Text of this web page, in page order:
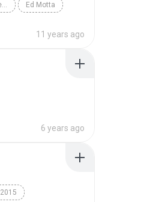
Ed Motta ao vivo Rio Funck Festival Ed Motta
11 years ago
6 years ago
2015